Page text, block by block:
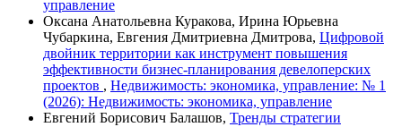
управление
Оксана Анатольевна Куракова, Ирина Юрьевна
Чубаркина, Евгения Дмитриевна Дмитрова, Цифровой
двойник территории как инструмент повышения
эффективности бизнес-планирования девелоперских
проектов , Недвижимость: экономика, управление: № 1
(2026): Недвижимость: экономика, управление
Евгений Борисович Балашов, Тренды стратегии